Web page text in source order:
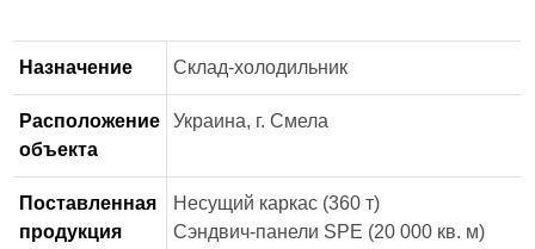
Назначение Склад-холодильник
Расположение
объекта
Украина, г. Смела
Поставленная
продукция
Несущий каркас (360 т)
Сэндвич-панели SPE (20 000 кв. м)